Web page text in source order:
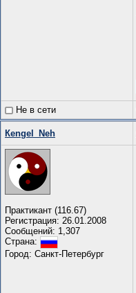
Не в сети
Кengel_Neh
Практикант (116.67)
Регистрация: 26.01.2008
Сообщений: 1,307
Страна:
Город: Санкт-Петербург